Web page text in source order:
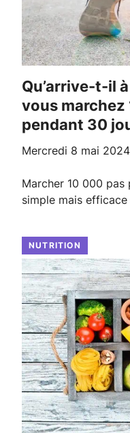
Qu’arrive-t-il à votre corps lorsque
vous marchez
pendant 30
mercredi 8 mai 2024
Marcher 10 000
simple mais
NUTRITION